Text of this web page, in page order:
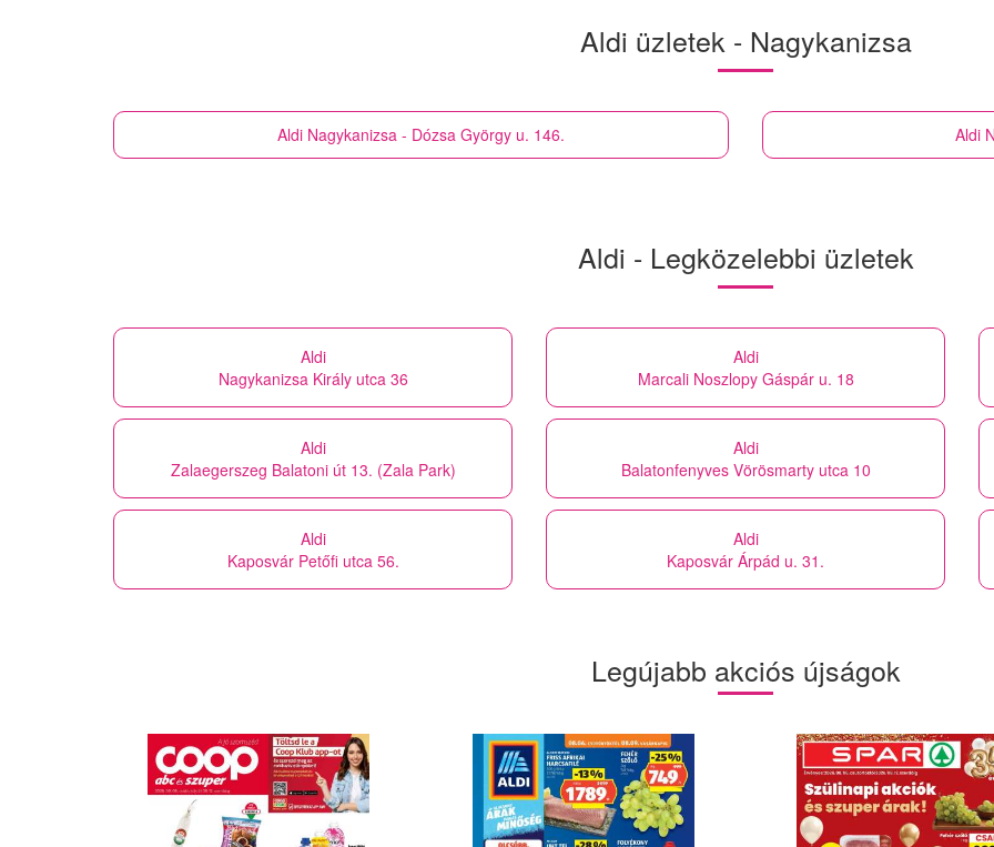
Aldi üzletek - Nagykanizsa
Aldi Nagykanizsa - Dózsa György u. 146. Aldi
Aldi - Legközelebbi üzletek
Aldi
Nagykanizsa Király utca 36
Aldi
Marcali Noszlopy Gáspár u. 18
Aldi
Zalaegerszeg Balatoni út 13. (Zala Park)
Aldi
Balatonfenyves Vörösmarty utca 10
Aldi
Kaposvár Petőfi utca 56.
Aldi
Kaposvár Árpád u. 31.
Legújabb akciós újságok